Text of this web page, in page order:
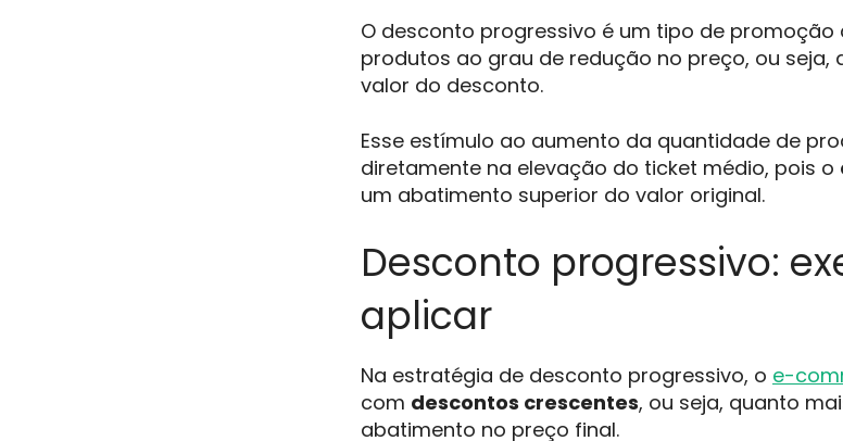
O desconto progressivo é um tipo de
produtos ao grau de redução no preço, ou
valor do desconto.
Esse estímulo ao aumento da quantidade de
diretamente na elevação do ticket médio, pois o
um abatimento superior do valor original.
Desconto progressivo:
aplicar
Na estratégia de desconto progressivo, o e-
com descontos crescentes, ou seja, quanto
abatimento no preço final.